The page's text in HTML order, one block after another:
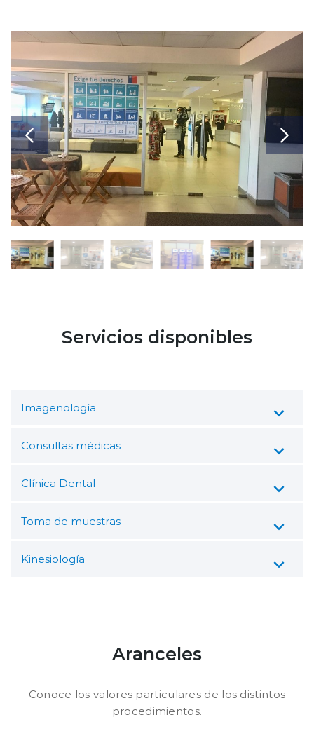
Servicios disponibles
Imagenología
Consultas médicas
Clínica Dental
Toma de muestras
Kinesiología
Aranceles
Conoce los valores particulares de los distintos
procedimientos.